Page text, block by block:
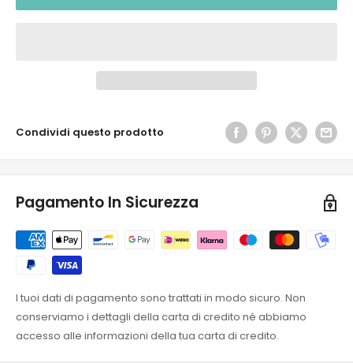
Condividi questo prodotto
Pagamento In Sicurezza
I tuoi dati di pagamento sono trattati in modo sicuro. Non
conserviamo i dettagli della carta di credito né abbiamo
accesso alle informazioni della tua carta di credito.